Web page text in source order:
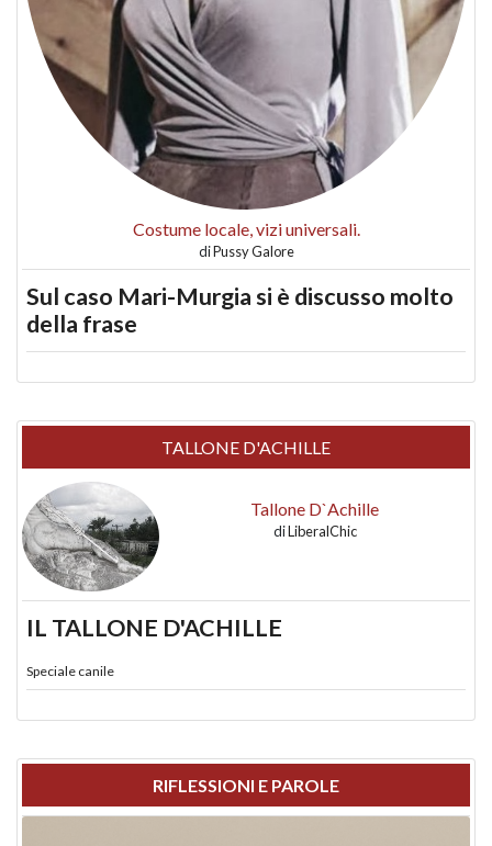
Costume locale, vizi universali.
diPussy Galore
Sul caso Mari-Murgia si è discusso molto
della frase
TALLONE D'ACHILLE
Tallone D`Achille
diLiberalChic
IL TALLONE D'ACHILLE
Speciale canile
RIFLESSIONI E PAROLE